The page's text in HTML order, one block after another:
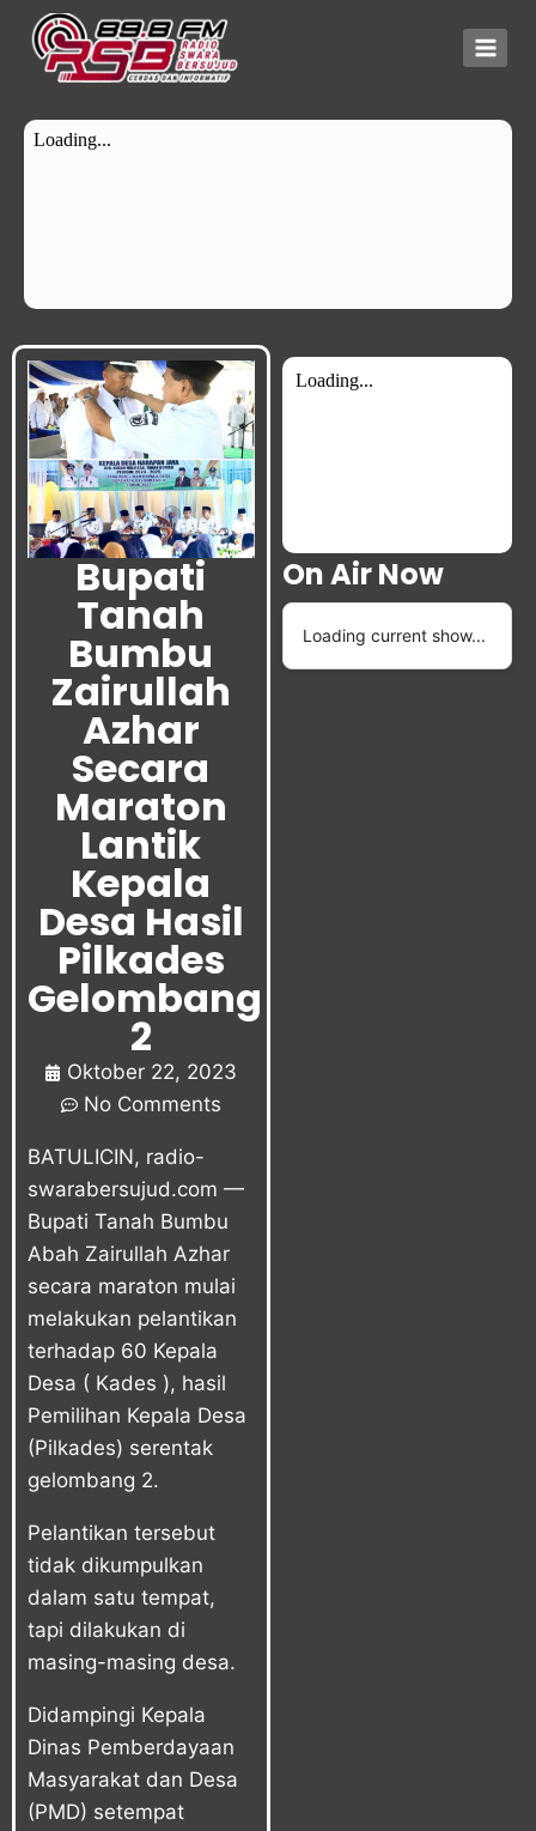
Bupati
Tanah
Bumbu
Zairullah
Azhar
Secara
Maraton
Lantik
Kepala
Desa Hasil
Pilkades
Gelombang
2
Oktober 22, 2023
No Comments
BATULICIN, radio-
swarabersujud.com —
Bupati Tanah Bumbu
Abah Zairullah Azhar
secara maraton mulai
melakukan pelantikan
terhadap 60 Kepala
Desa ( Kades ), hasil
Pemilihan Kepala Desa
(Pilkades) serentak
gelombang 2.
Pelantikan tersebut
tidak dikumpulkan
dalam satu tempat,
tapi dilakukan di
masing-masing desa.
Didampingi Kepala
Dinas Pemberdayaan
Masyarakat dan Desa
(PMD) setempat
On Air Now
Loading current show...